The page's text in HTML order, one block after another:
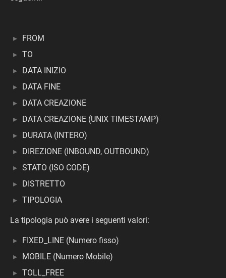
FROM
TO
DATA INIZIO
DATA FINE
DATA CREAZIONE
DATA CREAZIONE (UNIX TIMESTAMP)
DURATA (INTERO)
DIREZIONE (INBOUND, OUTBOUND)
STATO (ISO CODE)
DISTRETTO
TIPOLOGIA
La tipologia può avere i seguenti valori:
FIXED_LINE (Numero fisso)
MOBILE (Numero Mobile)
TOLL_FREE